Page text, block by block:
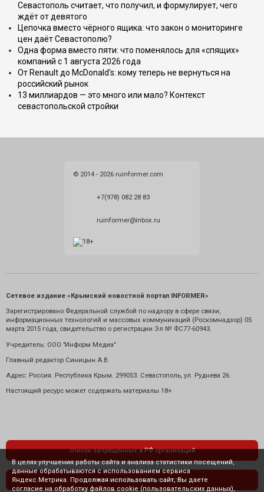
Севастополь считает, что получил, и формулирует, чего
ждёт от девятого
Цепочка вместо чёрного ящика: что закон о мониторинге
цен даёт Севастополю?
Одна форма вместо пяти: что поменялось для «спящих»
компаний с 1 августа 2026 года
От Renault до McDonald's: кому теперь не вернуться на
российский рынок
13 миллиардов — это много или мало? Контекст
севастопольской стройки
© 2014 - 2026 ruinformer.com
+7(978) 082 28 83
ruinformer@inbox.ru
Сетевое издание «Крымский новостной портал INFORMER»
Зарегистрировано Федеральной службой по надзору в сфере связи,
информационных технологий и массовых коммуникаций (Роскомнадзор) 05
марта 2015 года, свидетельство о регистрации Эл № ФС77-60943.
Учредитель: ООО "Информ Медиа"
Главный редактор Синицын А.В.
Адрес: Россия. Республика Крым. 299053. Севастополь, ул. Руднева 26.
Настоящий ресурс может содержать материалы 18+
список запрещенных в РФ организаций
политика конфиденциальности
В целях улучшения работы сайта и анализа статистики посещений,
данные обрабатываются с использованием сервиса
Яндекс.Метрика. Продолжая использовать сайт, Вы даете
согласие на обработку файлов cookie (пользовательских данных),